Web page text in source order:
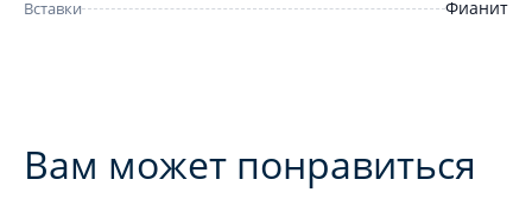
Вставки Фианит
Вам может понравиться